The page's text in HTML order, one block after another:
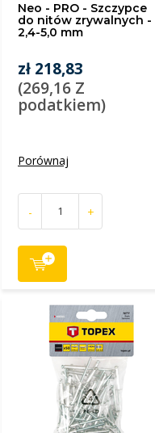
Neo - PRO - Szczypce
do nitów zrywalnych -
2,4-5,0 mm
zł 218,83
(269,16 Z
podatkiem)
Porównaj
- +